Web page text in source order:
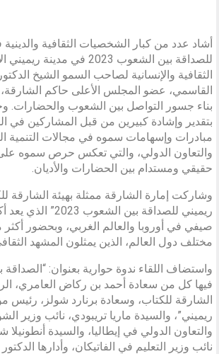
أشاد عدد من كبار الشخصيات الثقافية والدينية
للصداقة بين الشعوب 2023 في
الثقافية والإنسانية لصاحب السمو الشيخ
القاسمي، عضو المجلس الأعلى حاكم
بناء جسور التواصل بين الشعوب
بتقدير وإشادة كبيرين من قبل المشاركين في
مبادرات وإسهامات سموه في مجالات التنمية
والتعاون الدولي، والتي تعكس حرص سموه
حقيقي ومستدام بين الحضارات والأديان.
وشاركت إمارة الشارقة ممثلة بهيئة الشارقة
ريميني للصداقة بين
صيفي في أوروبا والعالم الغربي، وبحضور
مختلف دول العالم، الذين يمثلون المشهد
واستضاف اللقاء ندوة حوارية بعنوان: “الصداقة
فيها كل من سعادة أحمد بن ركاض العامري،
الشارقة للكتاب، وسعادة برنارد شولز، رئيس
ريميني”، والسيدة ماريا تريبودي، نائب وزير
والتعاون الدولي في إيطاليا، والسيدة أنطونيلا
نائب وزير التعليم في الفاتيكان، وأدارها